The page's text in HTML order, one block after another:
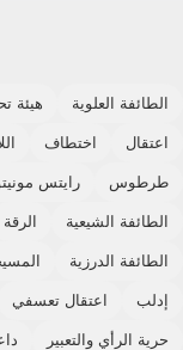
العلوية هيئة تحرير
اختطاف اللاذقية
رايتس مونيتور
الشيعية الرقة
الدرزية المسيحيون
اعتقال تعسفي الحسكة
والتعبير داعش